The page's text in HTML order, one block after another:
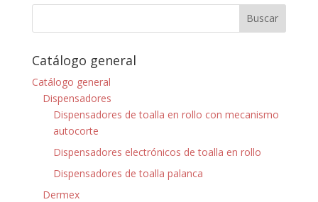
Catálogo general
Catálogo general
Dispensadores
Dispensadores de toalla en rollo con mecanismo
autocorte
Dispensadores electrónicos de toalla en rollo
Dispensadores de toalla palanca
Dermex